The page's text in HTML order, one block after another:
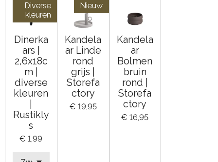
Diverse
kleuren
Dinerka
ars |
2,6x18c
m |
diverse
kleuren
Rustikly
s
€ 1,99
Nieuw
Kandela
ar Linde
rond
grijs |
Storefa
ctory
€ 19,95
Kandela
ar
Bolmen
bruin
rond |
Storefa
ctory
€ 16,95